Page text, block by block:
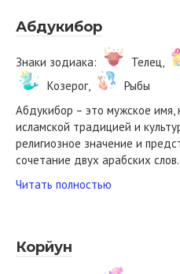
Абдукибор
Знаки зодиака: Телец,
Козерог,
Рыбы
Абдукибор – это мужское имя,
исламской традицией и
религиозное значениe и
сочетание двух арабских
Читать полностью
Корйун